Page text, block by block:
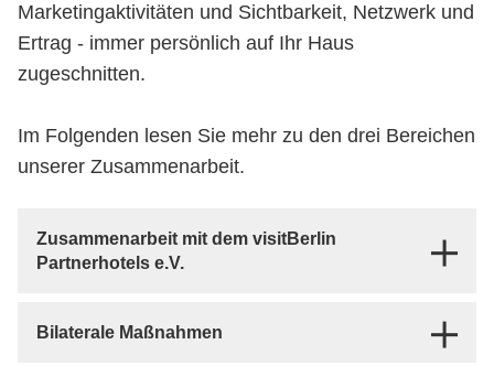
Marketingaktivitäten und Sichtbarkeit, Netzwerk und
Ertrag - immer persönlich auf Ihr Haus
zugeschnitten.
Im Folgenden lesen Sie mehr zu den drei Bereichen
unserer Zusammenarbeit.
Zusammenarbeit mit dem visitBerlin
Partnerhotels e.V.
Bilaterale Maßnahmen